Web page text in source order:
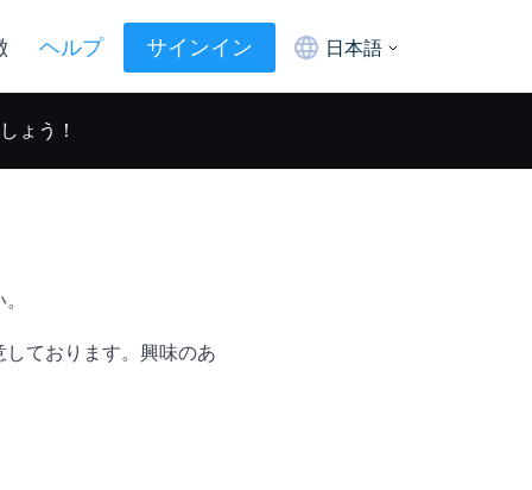
ヘルプ サインイン 日本語
ょう！
ております。興味のあ